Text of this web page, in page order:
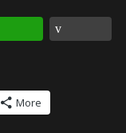
More